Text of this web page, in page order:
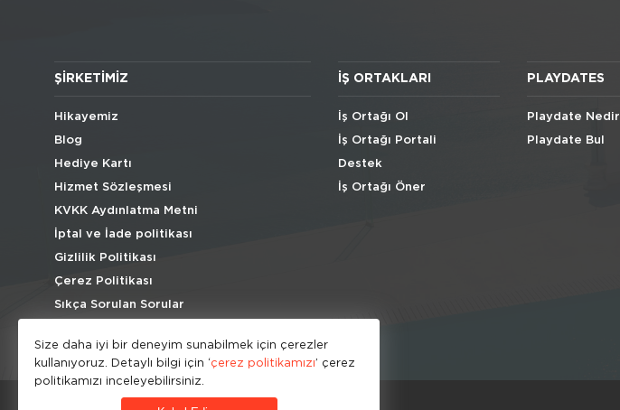
ŞIRKETIMIZ
Hikayemiz
Blog
Hediye Kartı
Hizmet Sözleşmesi
KVKK Aydınlatma Metni
İptal ve İade politikası
Gizlilik Politikası
Çerez Politikası
Sıkça Sorulan Sorular
İŞ ORTAKLARI
İş Ortağı Ol
İş Ortağı Portali
Destek
İş Ortağı Öner
PLAYDATES
Playdate Nedir
Playdate Bul
Size daha iyi bir deneyim sunabilmek için çerezler
kullanıyoruz. Detaylı bilgi için ‘çerez politikamızı’ çerez
politikamızı inceleyebilirsiniz.